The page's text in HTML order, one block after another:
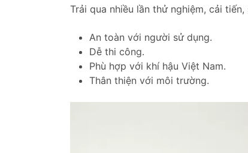
Trải qua nhiều lần thử nghiệm, cải
An toàn với người sử dụng.
Dễ thi công.
Phù hợp với khí hậu Việt Nam.
Thân thiện với môi trường.